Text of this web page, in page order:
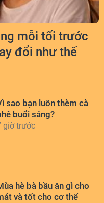
mỗi tối trước
đổi như thế
sao bạn luôn thèm cà
buổi sáng?
giờ trước
hè bà bầu ăn gì cho
và tốt cho cơ thể